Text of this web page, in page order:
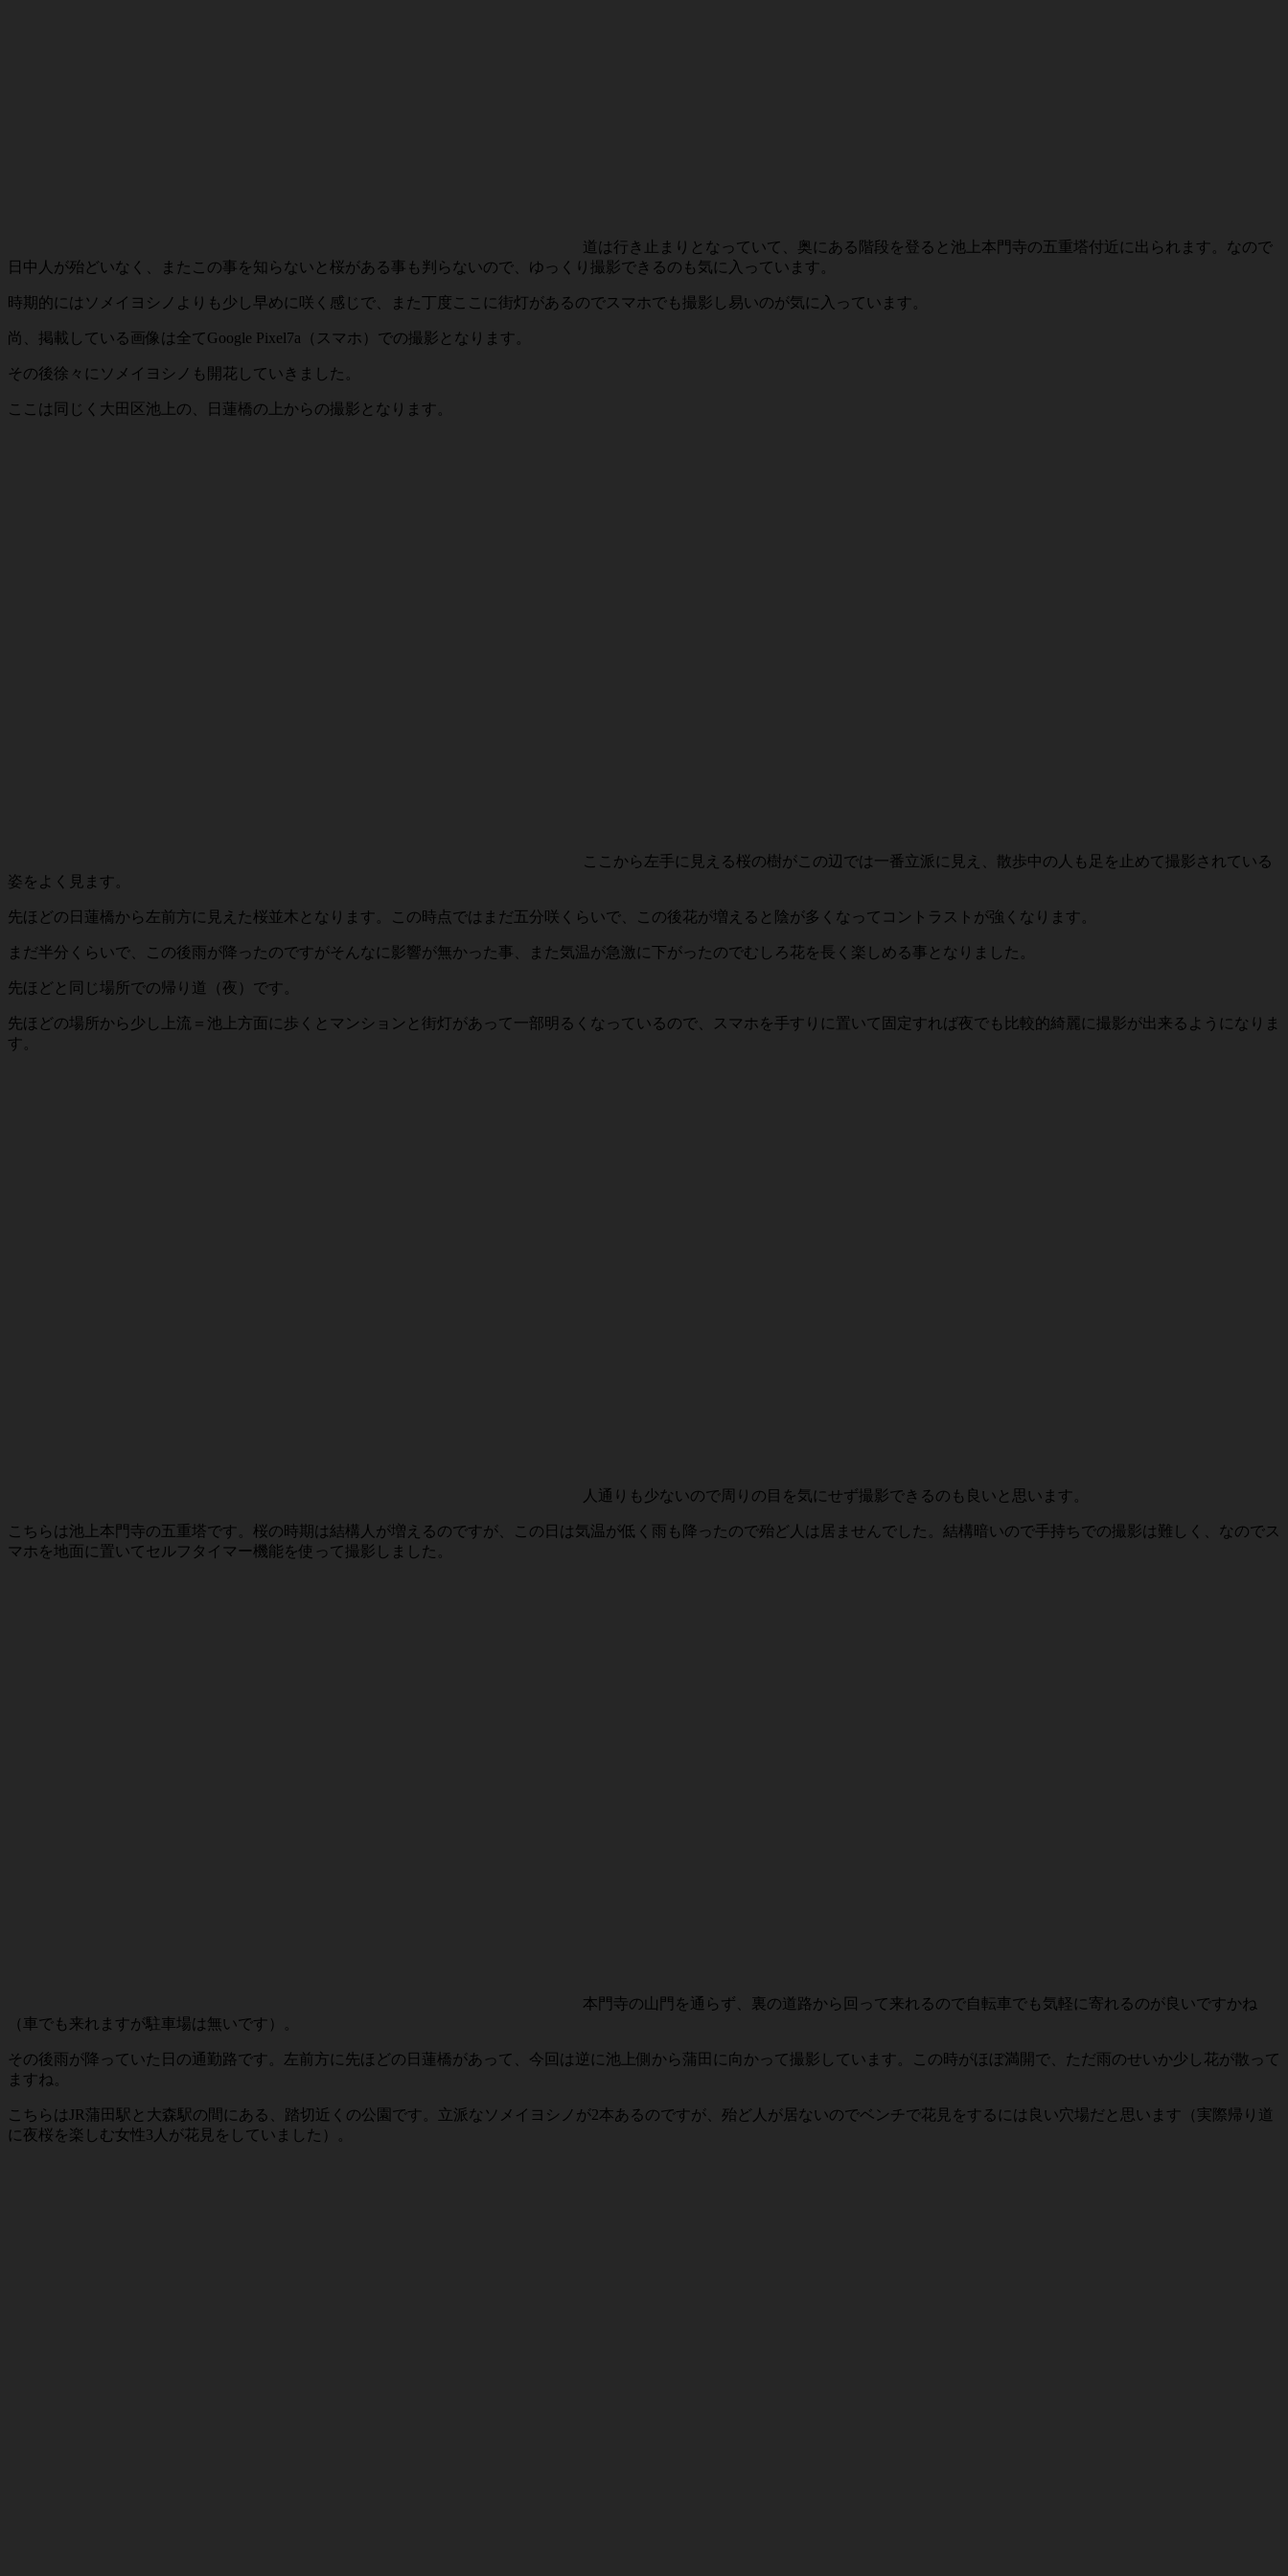
道は行き止まりとなっていて、奥にある階段を登ると池上本門寺の五重塔付近に出られます。なので
日中人が殆どいなく、またこの事を知らないと桜がある事も判らないので、ゆっくり撮影できるのも気に入っています。
時期的にはソメイヨシノよりも少し早めに咲く感じで、また丁度ここに街灯があるのでスマホでも撮影し易いのが気に入っています。
尚、掲載している画像は全てGoogle Pixel7a（スマホ）での撮影となります。
その後徐々にソメイヨシノも開花していきました。
ここは同じく大田区池上の、日蓮橋の上からの撮影となります。
ここから左手に見える桜の樹がこの辺では一番立派に見え、散歩中の人も足を止めて撮影されている
姿をよく見ます。
先ほどの日蓮橋から左前方に見えた桜並木となります。この時点ではまだ五分咲くらいで、この後花が増えると陰が多くなってコントラストが強くなります。
まだ半分くらいで、この後雨が降ったのですがそんなに影響が無かった事、また気温が急激に下がったのでむしろ花を長く楽しめる事となりました。
先ほどと同じ場所での帰り道（夜）です。
先ほどの場所から少し上流＝池上方面に歩くとマンションと街灯があって一部明るくなっているので、スマホを手すりに置いて固定すれば夜でも比較的綺麗に撮影が出来るようになりま
す。
人通りも少ないので周りの目を気にせず撮影できるのも良いと思います。
こちらは池上本門寺の五重塔です。桜の時期は結構人が増えるのですが、この日は気温が低く雨も降ったので殆ど人は居ませんでした。結構暗いので手持ちでの撮影は難しく、なのでス
マホを地面に置いてセルフタイマー機能を使って撮影しました。
本門寺の山門を通らず、裏の道路から回って来れるので自転車でも気軽に寄れるのが良いですかね
（車でも来れますが駐車場は無いです）。
その後雨が降っていた日の通勤路です。左前方に先ほどの日蓮橋があって、今回は逆に池上側から蒲田に向かって撮影しています。この時がほぼ満開で、ただ雨のせいか少し花が散って
ますね。
こちらはJR蒲田駅と大森駅の間にある、踏切近くの公園です。立派なソメイヨシノが2本あるのですが、殆ど人が居ないのでベンチで花見をするには良い穴場だと思います（実際帰り道
に夜桜を楽しむ女性3人が花見をしていました）。